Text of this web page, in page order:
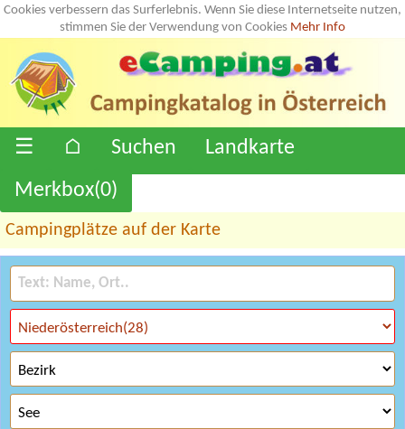
Cookies verbessern das Surferlebnis. Wenn Sie diese Internetseite nutzen,
stimmen Sie der Verwendung von Cookies Mehr Info
☰ ⌂ Suchen
Landkarte
Merkbox(0)
Campingplätze auf der Karte